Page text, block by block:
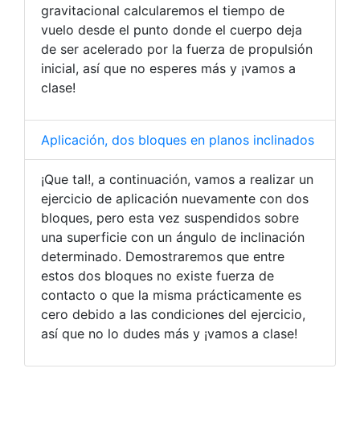
gravitacional calcularemos el tiempo de
vuelo desde el punto donde el cuerpo deja
de ser acelerado por la fuerza de propulsión
inicial, así que no esperes más y ¡vamos a
clase!
Aplicación, dos bloques en planos inclinados
¡Que tal!, a continuación, vamos a realizar un
ejercicio de aplicación nuevamente con dos
bloques, pero esta vez suspendidos sobre
una superficie con un ángulo de inclinación
determinado. Demostraremos que entre
estos dos bloques no existe fuerza de
contacto o que la misma prácticamente es
cero debido a las condiciones del ejercicio,
así que no lo dudes más y ¡vamos a clase!